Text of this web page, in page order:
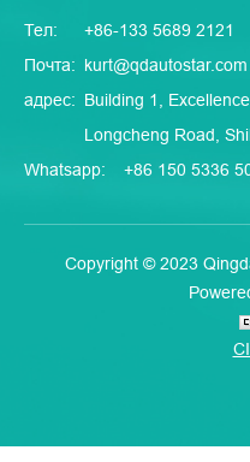
Тел:
+86-133 5689 2121
Почта: kurt@qdautostar.com
адрес: Building 1,
Longcheng Road,
Whatsapp:
+86 150 5336
Copyright © 2023